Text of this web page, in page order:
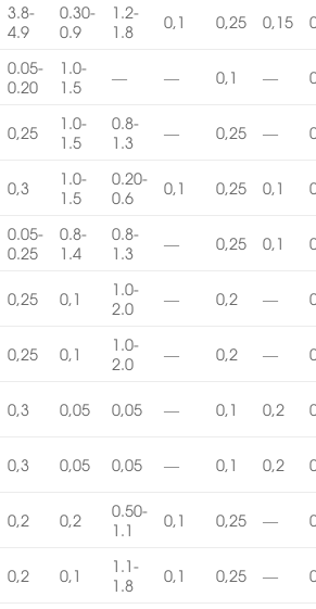
3.8-
4.9
0.30-
0.9
1.2-
1.8
0,1 0,25 0,15
0.05-
0.20
1.0-
1.5
— — 0,1 —
0,25
1.0-
1.5
0.8-
1.3
— 0,25 —
0,3
1.0-
1.5
0.20-
0.6
0,1 0,25 0,1
0.05-
0.25
0.8-
1.4
0.8-
1.3
— 0,25 0,1
0,25 0,1
1.0-
2.0
— 0,2 —
0,25 0,1
1.0-
2.0
— 0,2 —
0,3 0,05 0,05 — 0,1 0,2
0,3 0,05 0,05 — 0,1 0,2
0,2 0,2
0.50-
1.1
0,1 0,25 —
0,2 0,1
1.1-
1.8
0,1 0,25 —